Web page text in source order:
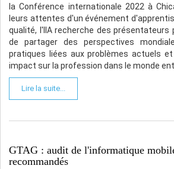
la Conférence internationale 2022 à
leurs attentes d'un événement
qualité, l'IIA recherche des présentateurs
de partager des perspectives
pratiques liées aux problèmes actuels
impact sur la profession dans le monde
Lire la suite...
GTAG : audit de l'informatique
recommandés